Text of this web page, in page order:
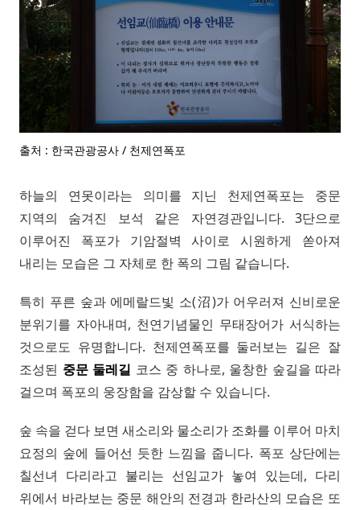
출처 : 한국관광공사 / 천제연폭포
하늘의 연못이라는 의미를 지닌 천제연폭포는 중문
지역의 숨겨진 보석 같은 자연경관입니다. 3단으로
이루어진 폭포가 기암절벽 사이로 시원하게 쏟아져
내리는 모습은 그 자체로 한 폭의 그림 같습니다.
특히 푸른 숲과 에메랄드빛 소(沼)가 어우러져 신비로운
분위기를 자아내며, 천연기념물인 무태장어가 서식하는
것으로도 유명합니다. 천제연폭포를 둘러보는 길은 잘
조성된 중문 둘레길 코스 중 하나로, 울창한 숲길을 따라
걸으며 폭포의 웅장함을 감상할 수 있습니다.
숲 속을 걷다 보면 새소리와 물소리가 조화를 이루어 마치
요정의 숲에 들어선 듯한 느낌을 줍니다. 폭포 상단에는
칠선녀 다리라고 불리는 선임교가 놓여 있는데, 다리
위에서 바라보는 중문 해안의 전경과 한라산의 모습은 또